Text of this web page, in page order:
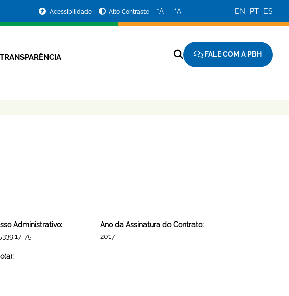
Acessibilidade Alto Contraste −A +A EN PT ES
TRANSPARÊNCIA FALE COM A PBH
Administrativo:
75
Ano da Assinatura do Contrato:
2017